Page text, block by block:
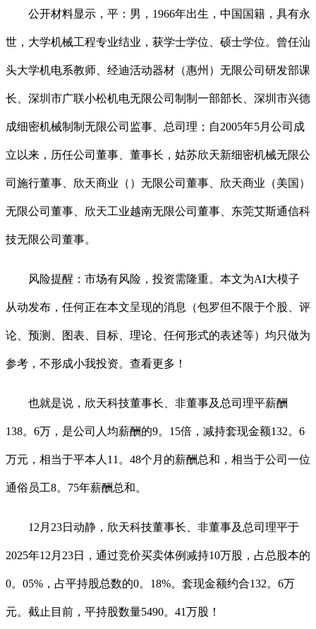
公开材料显示，平：男，1966年出生，中国国籍，具有永
世，大学机械工程专业结业，获学士学位、硕士学位。曾任汕
头大学机电系教师、经迪活动器材（惠州）无限公司研发部课
长、深圳市广联小松机电无限公司制制一部部长、深圳市兴德
成细密机械制制无限公司监事、总司理；自2005年5月公司成
立以来，历任公司董事、董事长，姑苏欣天新细密机械无限公
司施行董事、欣天商业（）无限公司董事、欣天商业（美国）
无限公司董事、欣天工业越南无限公司董事、东莞艾斯通信科
技无限公司董事。
风险提醒：市场有风险，投资需隆重。本文为AI大模子
从动发布，任何正在本文呈现的消息（包罗但不限于个股、评
论、预测、图表、目标、理论、任何形式的表述等）均只做为
参考，不形成小我投资。查看更多！
也就是说，欣天科技董事长、非董事及总司理平薪酬
138。6万，是公司人均薪酬的9。15倍，减持套现金额132。6
万元，相当于平本人11。48个月的薪酬总和，相当于公司一位
通俗员工8。75年薪酬总和。
12月23日动静，欣天科技董事长、非董事及总司理平于
2025年12月23日，通过竞价买卖体例减持10万股，占总股本的
0。05%，占平持股总数的0。18%。套现金额约合132。6万
元。截止目前，平持股数量5490。41万股！